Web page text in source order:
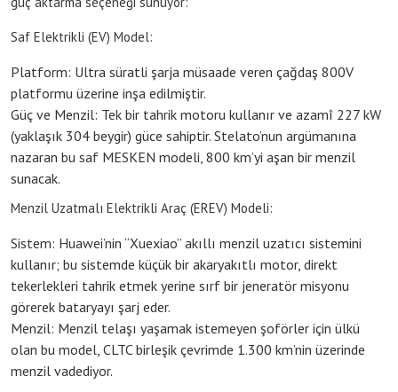
Saf Elektrikli (EV) Model:
Platform: Ultra süratli şarja müsaade veren çağdaş 800V
platformu üzerine inşa edilmiştir.
Güç ve Menzil: Tek bir tahrik motoru kullanır ve azamî 227 kW
(yaklaşık 304 beygir) güce sahiptir. Stelato’nun argümanına
nazaran bu saf MESKEN modeli, 800 km’yi aşan bir menzil
sunacak.
Menzil Uzatmalı Elektrikli Araç (EREV) Modeli:
Sistem: Huawei’nin “Xuexiao” akıllı menzil uzatıcı sistemini
kullanır; bu sistemde küçük bir akaryakıtlı motor, direkt
tekerlekleri tahrik etmek yerine sırf bir jeneratör misyonu
görerek bataryayı şarj eder.
Menzil: Menzil telaşı yaşamak istemeyen şoförler için ülkü
olan bu model, CLTC birleşik çevrimde 1.300 km’nin üzerinde
menzil vadediyor.